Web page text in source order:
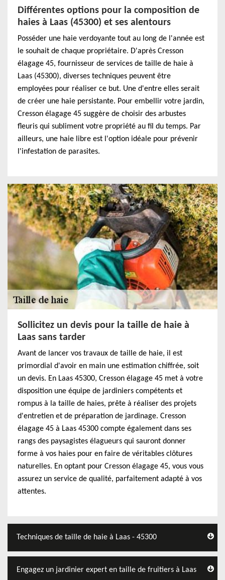
Différentes options pour la composition de
haies à Laas (45300) et ses alentours
Posséder une haie verdoyante tout au long de l'année est
le souhait de chaque propriétaire. D'après Cresson
élagage 45, fournisseur de services de taille de haie à
Laas (45300), diverses techniques peuvent être
employées pour réaliser ce but. Une d'entre elles serait
de créer une haie persistante. Pour embellir votre jardin,
Cresson élagage 45 suggère de choisir des arbustes
fleuris qui subliment votre propriété au fil du temps. Par
ailleurs, une haie libre est l'option idéale pour prévenir
l'infestation de parasites.
Sollicitez un devis pour la taille de haie à
Laas sans tarder
Avant de lancer vos travaux de taille de haie, il est
primordial d'avoir en main une estimation chiffrée, soit
un devis. En Laas 45300, Cresson élagage 45 met à votre
disposition une équipe de jardiniers compétents et
rompus à la taille de haies, prête à réaliser des projets
d'entretien et de préparation de jardinage. Cresson
élagage 45 à Laas 45300 compte également dans ses
rangs des paysagistes élagueurs qui sauront donner
forme à vos haies pour en faire de véritables clôtures
naturelles. En optant pour Cresson élagage 45, vous vous
assurez un service de qualité, parfaitement adapté à vos
attentes.
Techniques de taille de haie à Laas - 45300
Engagez un jardinier expert en taille de fruitiers à Laas